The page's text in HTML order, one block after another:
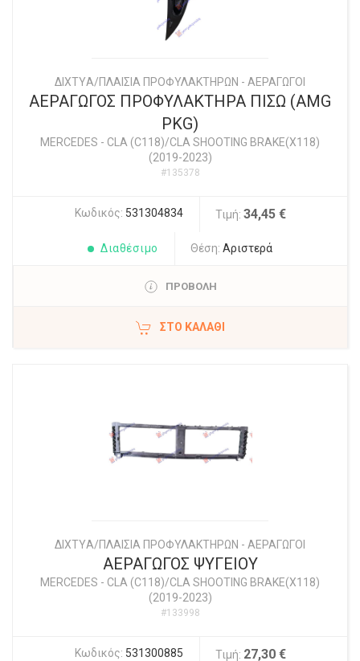
ΔΙΧΤYΑ/ΠΛΑΙΣΙΑ ΠΡΟΦΥΛΑΚΤΗΡΩΝ - ΑΕΡΑΓΩΓΟΙ
ΑΕΡΑΓΩΓΟΣ ΠΡΟΦΥΛΑΚΤΗΡΑ ΠΙΣΩ (AMG
PKG)
MERCEDES - CLA (C118)/CLA SHOOTING BRAKE(X118)
(2019-2023)
#135378
Κωδικός: 531304834 Τιμή: 34,45 €
Διαθέσιμο Θέση: Αριστερά
ΠΡΟΒΟΛΗ
ΣΤΟ ΚΑΛΆΘΙ
ΔΙΧΤYΑ/ΠΛΑΙΣΙΑ ΠΡΟΦΥΛΑΚΤΗΡΩΝ - ΑΕΡΑΓΩΓΟΙ
ΑΕΡΑΓΩΓΟΣ ΨΥΓΕΙΟΥ
MERCEDES - CLA (C118)/CLA SHOOTING BRAKE(X118)
(2019-2023)
#133998
Κωδικός: 531300885 Τιμή: 27,30 €